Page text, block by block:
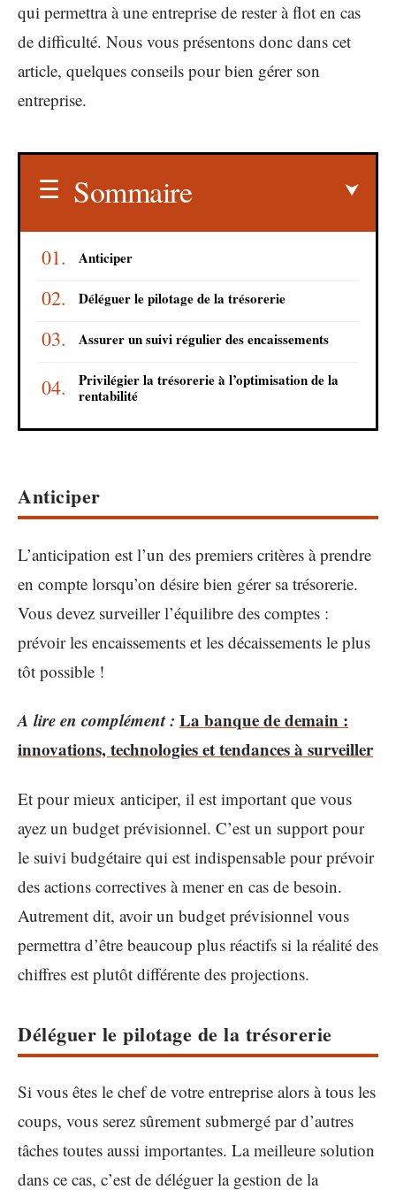
qui permettra à une entreprise de rester à flot en cas
de difficulté. Nous vous présentons donc dans cet
article, quelques conseils pour bien gérer son
entreprise.
Sommaire
Anticiper
Déléguer le pilotage de la trésorerie
Assurer un suivi régulier des encaissements
Privilégier la trésorerie à l’optimisation de la
rentabilité
Anticiper
L’anticipation est l’un des premiers critères à prendre
en compte lorsqu’on désire bien gérer sa trésorerie.
Vous devez surveiller l’équilibre des comptes :
prévoir les encaissements et les décaissements le plus
tôt possible !
A lire en complément : La banque de demain :
innovations, technologies et tendances à surveiller
Et pour mieux anticiper, il est important que vous
ayez un budget prévisionnel. C’est un support pour
le suivi budgétaire qui est indispensable pour prévoir
des actions correctives à mener en cas de besoin.
Autrement dit, avoir un budget prévisionnel vous
permettra d’être beaucoup plus réactifs si la réalité des
chiffres est plutôt différente des projections.
Déléguer le pilotage de la trésorerie
Si vous êtes le chef de votre entreprise alors à tous les
coups, vous serez sûrement submergé par d’autres
tâches toutes aussi importantes. La meilleure solution
dans ce cas, c’est de déléguer la gestion de la